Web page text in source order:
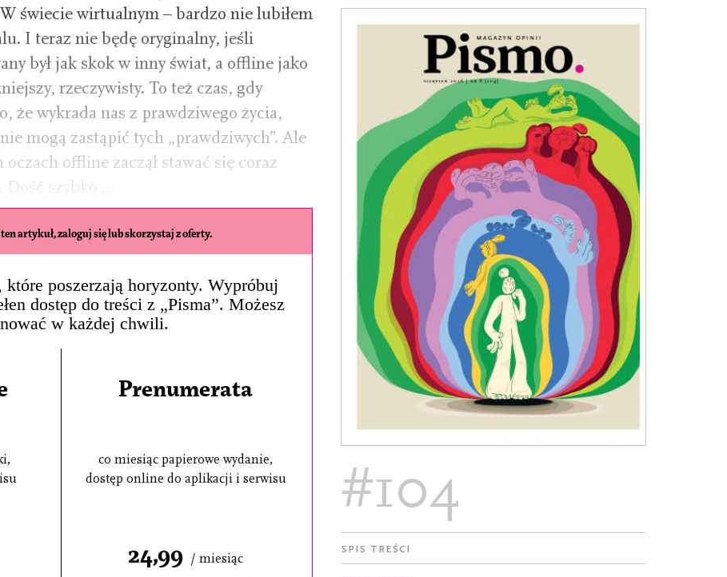
świecie wirtualnym – bardzo nie lubiłem
I teraz nie będę oryginalny, jeśli
był jak skok w inny świat, a offline jako
rzeczywisty. To też czas, gdy
że wykrada nas z prawdziwego życia,
mogą zastąpić tych „prawdziwych”. Ale
offline zaczął stawać się coraz
Dość szybko …
artykuł, zaloguj się lub skorzystaj z oferty.
które poszerzają horyzonty. Wypróbuj
dostęp do treści z „Pisma”. Możesz
w każdej chwili.
Prenumerata
co miesiąc papierowe wydanie,
dostęp online do aplikacji i serwisu
24,99 / miesiąc
#104
Spis treści